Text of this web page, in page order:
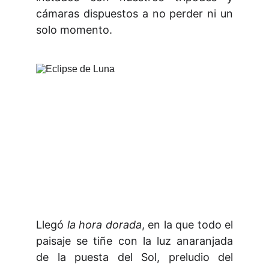
cámaras dispuestos a no perder ni un
solo momento.
Llegó la hora dorada, en la que todo el
paisaje se tiñe con la luz anaranjada
de la puesta del Sol, preludio del